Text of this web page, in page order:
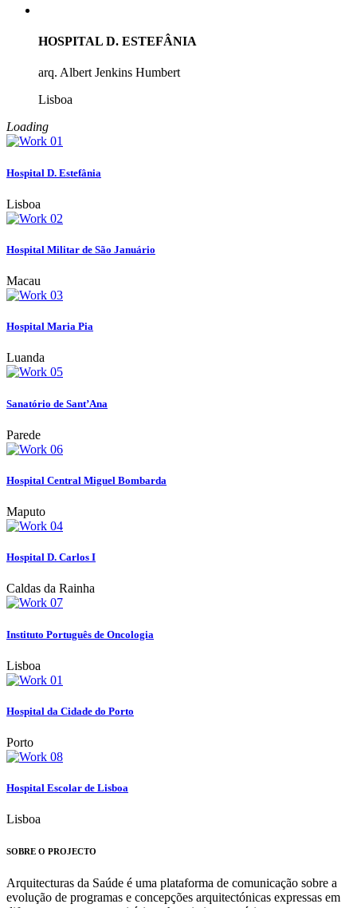
HOSPITAL D. ESTEFÂNIA
arq. Albert Jenkins Humbert
Lisboa
Loading
Hospital D. Estefânia
Lisboa
Hospital Militar de São Januário
Macau
Hospital Maria Pia
Luanda
Sanatório de Sant’Ana
Parede
Hospital Central Miguel Bombarda
Maputo
Hospital D. Carlos I
Caldas da Rainha
Instituto Português de Oncologia
Lisboa
Hospital da Cidade do Porto
Porto
Hospital Escolar de Lisboa
Lisboa
SOBRE O PROJECTO
Arquitecturas da Saúde é uma plataforma de comunicação sobre a
evolução de programas e concepções arquitectónicas expressas em